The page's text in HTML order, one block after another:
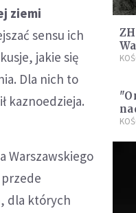
ziemi
sensu ich
jakie się
Dla nich to
kaznoedzieja.
Warszawskiego
dla których